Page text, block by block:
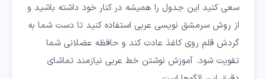
سعی کنید این جدول را همیشه در کنار خود داشته باشید و
از روش سرمشق نویسی عربی استفاده کنید تا دست شما به
گردش قلم روی کاغذ عادت کند و حافظه عضلانی شما
تقویت شود. آموزش نوشتن خط عربی نیازمند تماشای